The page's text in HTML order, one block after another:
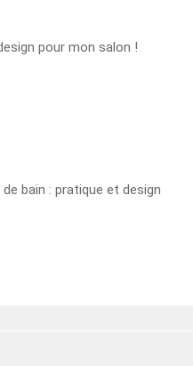
pour mon salon !
bain : pratique et design